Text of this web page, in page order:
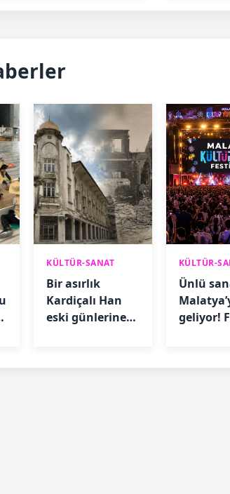
KÜLTÜR-SANAT
Bir asırlık
Kardiçalı Han
eski günlerine
KÜLTÜR-
Ünlü
geliyor!